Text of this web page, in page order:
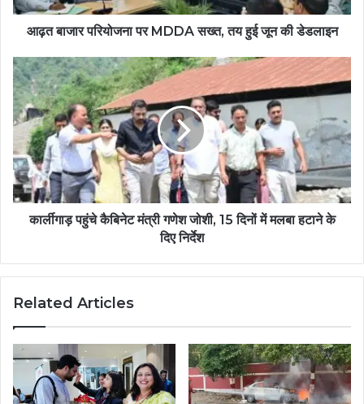
आढ़त बाजार परियोजना पर MDDA सख्त, तय हुई जून की डेडलाइन
कार्लीगाड़ पहुंचे कैबिनेट मंत्री गणेश जोशी, 15 दिनों में मलबा हटाने के
दिए निर्देश
Related Articles